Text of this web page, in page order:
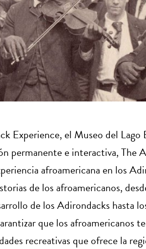
Experience, el Museo del
permanente e interactiva,
afroamericana en los
de los afroamericanos,
de los Adirondacks hasta
que los afroamericanos
recreativas que ofrece la